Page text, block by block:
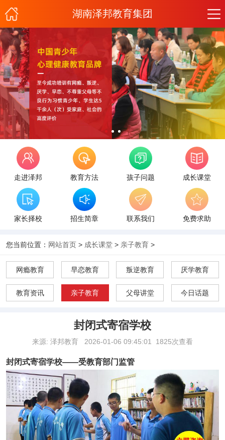
湖南泽邦教育集团
走进泽邦 教育方法 孩子问题 成长课堂
家长择校 招生简章 联系我们 免费求助
您当前位置： 网站首页 > 成长课堂 > 亲子教育 >
网瘾教育 早恋教育 叛逆教育 厌学教育
教育资讯 亲子教育 父母讲堂 今日话题
封闭式寄宿学校
来源: 泽邦教育 2026-01-06 09:45:01 1825次查看
封闭式寄宿学校——受教育部门监管